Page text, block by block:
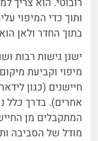
ותוך כדי המיפוי
בתוך החדר ולאן
ישנן גישות רבות
מיפוי וקביעת
אחרים). בדרך כלל
המתקבלים מן
מודל של הסביבה